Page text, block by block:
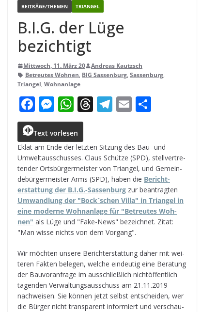
BEITRÄGE/THEMEN TRIANGEL
B.I.G. der Lüge
bezichtigt
Mittwoch, 11. März 20
Andreas Kautzsch
Betreutes Wohnen, BIG Sassenburg, Sassenburg,
Triangel, Wohnanlage
F
a
c
e
b
o
o
k
M
e
ss
e
n
g
e
r
W
h
a
ts
A
p
p
T
e
a
d
s
T
g
r
a
m
E
l n
Text vorlesen
Eklat am Ende der letz­ten Sit­zung des Bau- und
Umwelt­aus­schus­ses. Claus Schütze (SPD), stell­ver­tre­
ten­der Orts­bür­ger­meis­ter von Tri­an­gel, und Gemein­
de­bür­ger­meis­ter Arms (SPD), haben die Bericht­
erstat­tung der B.I.G.-Sassenburg zur bean­trag­ten
Umwand­lung der "Bock´schen Villa" in Tri­an­gel in
eine moderne Wohn­an­lage für "Betreu­tes Woh­
nen" als Lüge und "Fake-News" bezeich­net. Zitat:
"Man wisse nichts von dem Vorgang".
Wir möch­ten unsere Bericht­erstat­tung daher mit wei­
te­ren Fak­ten bele­gen, wel­che ein­deu­tig eine Bera­tung
der Bau­vor­anfrage im aus­schließ­lich nicht­öf­fent­lich
tagen­den Ver­wal­tungs­aus­schuss am 21.11.2019
nach­wei­sen. Sie kön­nen jetzt selbst ent­schei­den, wer
die Bür­ger nicht trans­pa­rent infor­miert und ver­schau­